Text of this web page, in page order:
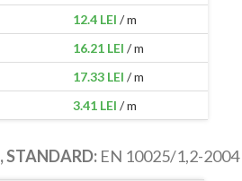
12.4 LEI / m
16.21 LEI / m
17.33 LEI / m
3.41 LEI / m
, STANDARD: EN 10025/1,2-